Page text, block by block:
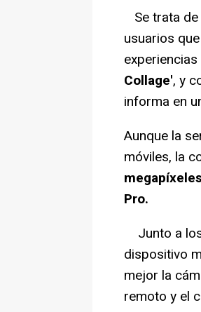
Se trata
usuarios
Collage', y
informa en
Aunque la
móviles, la
Pro.
Junto a
dispositivo
mejor la
remoto y el